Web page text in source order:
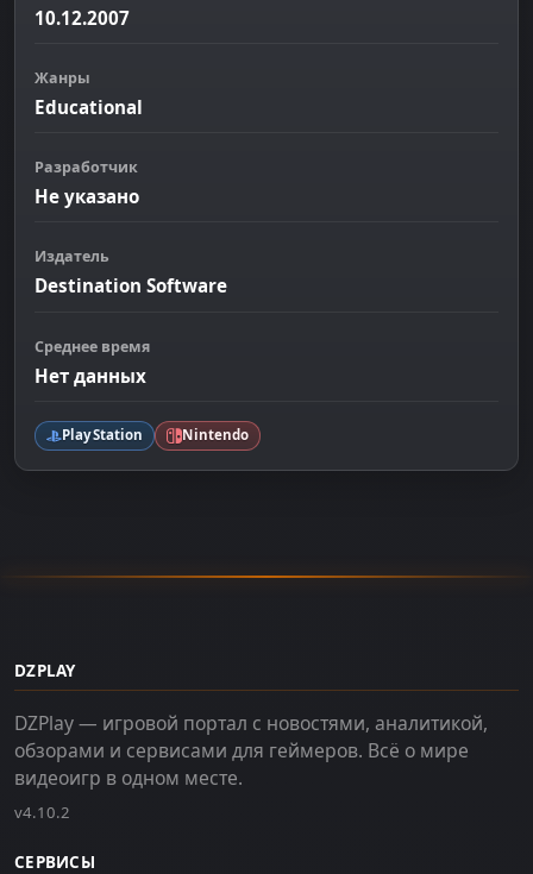
10.12.2007
Жанры
Educational
Разработчик
Не указано
Издатель
Destination Software
Среднее время
Нет данных
PlayStation Nintendo
DZPLAY
DZPlay — игровой портал с новостями, аналитикой,
обзорами и сервисами для геймеров. Всё о мире
видеоигр в одном месте.
v4.10.2
СЕРВИСЫ